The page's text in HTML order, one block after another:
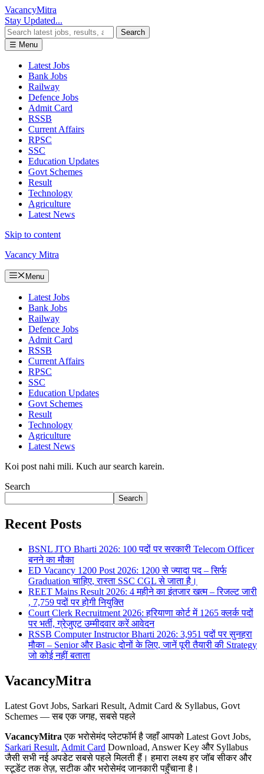
VacancyMitra
Stay Updated...
Search
☰ Menu
Latest Jobs
Bank Jobs
Railway
Defence Jobs
Admit Card
RSSB
Current Affairs
RPSC
SSC
Education Updates
Govt Schemes
Result
Technology
Agriculture
Latest News
Skip to content
Vacancy Mitra
Menu
Latest Jobs
Bank Jobs
Railway
Defence Jobs
Admit Card
RSSB
Current Affairs
RPSC
SSC
Education Updates
Govt Schemes
Result
Technology
Agriculture
Latest News
Koi post nahi mili. Kuch aur search karein.
Search
Search
Recent Posts
BSNL JTO Bharti 2026: 100 पदों पर सरकारी Telecom Officer
बनने का मौका
ED Vacancy 1200 Post 2026: 1200 से ज्यादा पद – सिर्फ
Graduation चाहिए, रास्ता SSC CGL से जाता है।
REET Mains Result 2026: 4 महीने का इंतजार खत्म – रिजल्ट जारी
, 7,759 पदों पर होगी नियुक्ति
Court Clerk Recruitment 2026: हरियाणा कोर्ट में 1265 क्लर्क पदों
पर भर्ती, ग्रेजुएट उम्मीदवार करें आवेदन
RSSB Computer Instructor Bharti 2026: 3,951 पदों पर सुनहरा
मौका – Senior और Basic दोनों के लिए, जानें पूरी तैयारी की Strategy
जो कोई नहीं बताता
VacancyMitra
Latest Govt Jobs, Sarkari Result, Admit Card & Syllabus, Govt
Schemes — सब एक जगह, सबसे पहले
VacancyMitra एक भरोसेमंद प्लेटफॉर्म है जहाँ आपको Latest Govt Jobs,
Sarkari Result, Admit Card Download, Answer Key और Syllabus
जैसी सभी नई अपडेट सबसे पहले मिलती हैं। हमारा लक्ष्य हर जॉब सीकर और
स्टूडेंट तक तेज़, सटीक और भरोसेमंद जानकारी पहुँचाना है।